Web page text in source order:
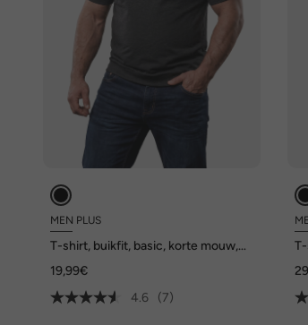
MEN PLUS
T-shirt, buikfit, basic, korte mouw,
19,99€
4.6
(7)